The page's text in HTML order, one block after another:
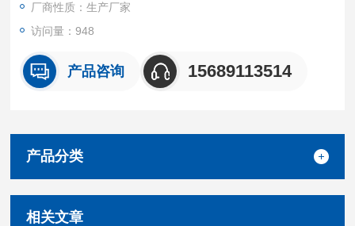
厂商性质：生产厂家
访问量：948
产品咨询 15689113514
产品分类
相关文章